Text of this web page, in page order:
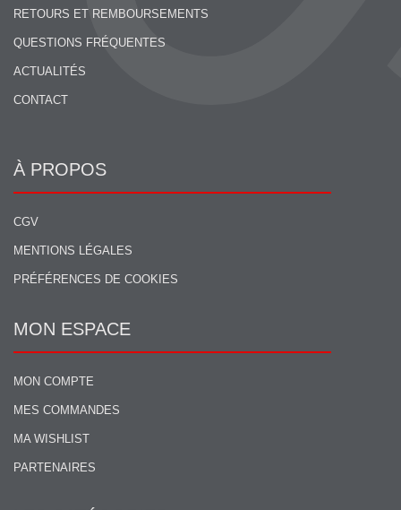
RETOURS ET REMBOURSEMENTS
QUESTIONS FRÉQUENTES
ACTUALITÉS
CONTACT
À PROPOS
CGV
MENTIONS LÉGALES
PRÉFÉRENCES DE COOKIES
MON ESPACE
MON COMPTE
MES COMMANDES
MA WISHLIST
PARTENAIRES